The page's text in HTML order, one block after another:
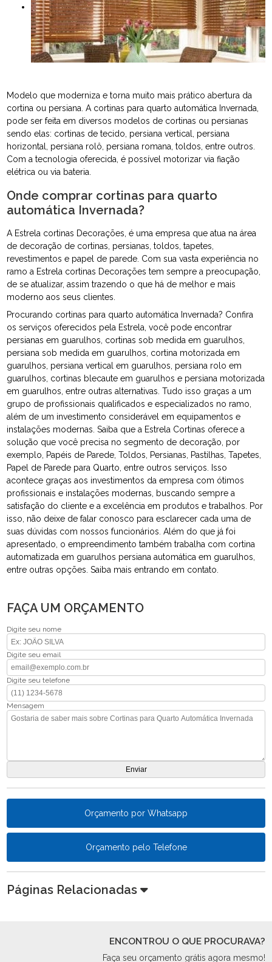
Modelo que moderniza e torna muito mais prático abertura da
cortina ou persiana. A cortinas para quarto automática Invernada,
pode ser feita em diversos modelos de cortinas ou persianas
sendo elas: cortinas de tecido, persiana vertical, persiana
horizontal, persiana rolô, persiana romana, toldos, entre outros.
Com a tecnologia oferecida, é possível motorizar via fiação
elétrica ou via bateria.
Onde comprar cortinas para quarto
automática Invernada?
A Estrela cortinas Decorações, é uma empresa que atua na área
de decoração de cortinas, persianas, toldos, tapetes,
revestimentos e papel de parede. Com sua vasta experiência no
ramo a Estrela cortinas Decorações tem sempre a preocupação,
de se atualizar, assim trazendo o que há de melhor e mais
moderno aos seus clientes.
Procurando cortinas para quarto automática Invernada? Confira
os serviços oferecidos pela Estrela, você pode encontrar
persianas em guarulhos, cortinas sob medida em guarulhos,
persiana sob medida em guarulhos, cortina motorizada em
guarulhos, persiana vertical em guarulhos, persiana rolo em
guarulhos, cortinas blecaute em guarulhos e persiana motorizada
em guarulhos, entre outras alternativas. Tudo isso graças a um
grupo de profissionais qualificados e especializados no ramo,
além de um investimento considerável em equipamentos e
instalações modernas. Saiba que a Estrela Cortinas oferece a
solução que você precisa no segmento de decoração, por
exemplo, Papéis de Parede, Toldos, Persianas, Pastilhas, Tapetes,
Papel de Parede para Quarto, entre outros serviços. Isso
acontece graças aos investimentos da empresa com ótimos
profissionais e instalações modernas, buscando sempre a
satisfação do cliente e a excelência em produtos e trabalhos. Por
isso, não deixe de falar conosco para esclarecer cada uma de
suas dúvidas com nossos funcionários. Além do que já foi
apresentado, o empreendimento também trabalha com cortina
automatizada em guarulhos persiana automática em guarulhos,
entre outras opções. Saiba mais entrando em contato.
FAÇA UM ORÇAMENTO
Digite seu nome
Digite seu email
Digite seu telefone
Mensagem
Orçamento por Whatsapp
Orçamento pelo Telefone
Páginas Relacionadas
ENCONTROU O QUE PROCURAVA?
Faça seu orçamento grátis agora mesmo!